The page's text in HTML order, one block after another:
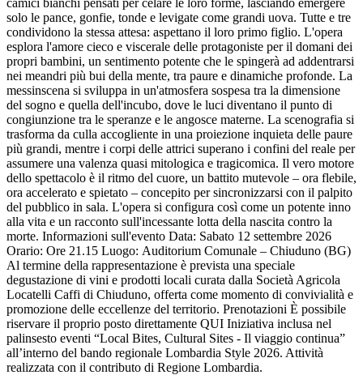
solo le pance, gonfie, tonde e levigate come grandi uova. Tutte e tre
condividono la stessa attesa: aspettano il loro primo figlio. L'opera
esplora l'amore cieco e viscerale delle protagoniste per il domani dei
propri bambini, un sentimento potente che le spingerà ad addentrarsi
nei meandri più bui della mente, tra paure e dinamiche profonde. La
messinscena si sviluppa in un'atmosfera sospesa tra la dimensione
del sogno e quella dell'incubo, dove le luci diventano il punto di
congiunzione tra le speranze e le angosce materne. La scenografia si
trasforma da culla accogliente in una proiezione inquieta delle paure
più grandi, mentre i corpi delle attrici superano i confini del reale per
assumere una valenza quasi mitologica e tragicomica. Il vero motore
dello spettacolo è il ritmo del cuore, un battito mutevole – ora flebile,
ora accelerato e spietato – concepito per sincronizzarsi con il palpito
del pubblico in sala. L'opera si configura così come un potente inno
alla vita e un racconto sull'incessante lotta della nascita contro la
morte. Informazioni sull'evento Data: Sabato 12 settembre 2026
Orario: Ore 21.15 Luogo: Auditorium Comunale – Chiuduno (BG)
Al termine della rappresentazione è prevista una speciale
degustazione di vini e prodotti locali curata dalla Società Agricola
Locatelli Caffi di Chiuduno, offerta come momento di convivialità e
promozione delle eccellenze del territorio. Prenotazioni È possibile
riservare il proprio posto direttamente QUI Iniziativa inclusa nel
palinsesto eventi “Local Bites, Cultural Sites - Il viaggio continua”
all’interno del bando regionale Lombardia Style 2026. Attività
realizzata con il contributo di Regione Lombardia.